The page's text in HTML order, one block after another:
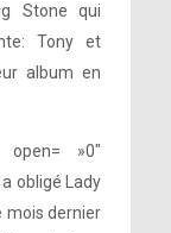
Stone qui
Tony et
album en
open= »0″
obligé Lady
mois dernier